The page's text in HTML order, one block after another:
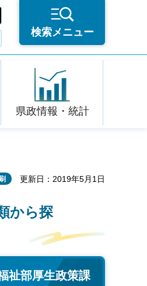
検索メニュー
県政情報・統計
更新日：2019年5月1日
から探
祉部厚生政策課